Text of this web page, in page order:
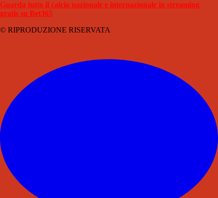
Guarda tutto il calcio nazionale e internazionale in streaming
gratis su Bet365
© RIPRODUZIONE RISERVATA